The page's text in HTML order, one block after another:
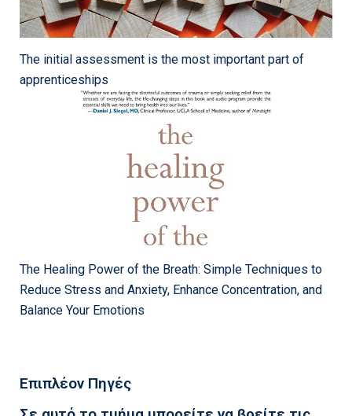
The initial assessment is the most important part of
apprenticeships
The Healing Power of the Breath: Simple Techniques to
Reduce Stress and Anxiety, Enhance Concentration, and
Balance Your Emotions
Επιπλέον Πηγές